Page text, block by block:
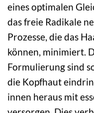
eines optimalen
das freie Radikale
Prozesse, die das
können, minimiert.
Formulierung sind
die Kopfhaut
innen heraus mit